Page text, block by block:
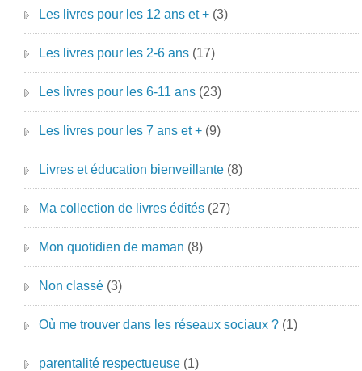
Les livres pour les 12 ans et + (3)
Les livres pour les 2-6 ans (17)
Les livres pour les 6-11 ans (23)
Les livres pour les 7 ans et + (9)
Livres et éducation bienveillante (8)
Ma collection de livres édités (27)
Mon quotidien de maman (8)
Non classé (3)
Où me trouver dans les réseaux sociaux ? (1)
parentalité respectueuse (1)